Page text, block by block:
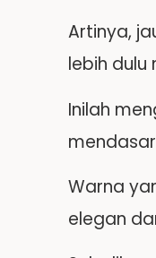
Artinya,
lebih
Inilah
Warna
elegan